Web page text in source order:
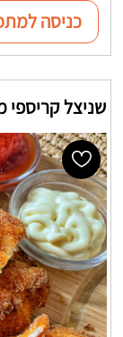
כניסה
שניצל קריספי